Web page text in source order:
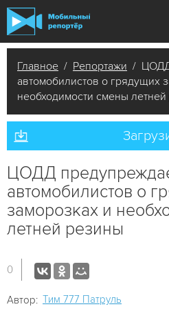
Главное / Репортажи / ЦОДД
автомобилистов о грядущих
необходимости смены
ЦОДД
автомобилистов о
заморозках и
летней резины
0
Автор: Tим 777 Патруль